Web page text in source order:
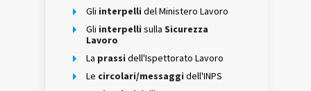
Gli interpelli del Ministero Lavoro
Gli interpelli sulla Sicurezza
Lavoro
La prassi dell'Ispettorato Lavoro
Le circolari/messaggi dell'INPS